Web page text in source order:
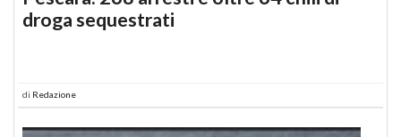
droga sequestrati
di Redazione